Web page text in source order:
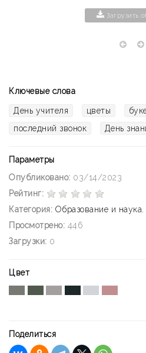
Загрузить
Ключевые слова
День учителя цветы
последний звонок
День
Параметры
Опубликовано: 03/14/2023
Рейтинг:
Категория: Образование и наука
Просмотрено: 446
Загрузки: 0
Цвет
Поделиться